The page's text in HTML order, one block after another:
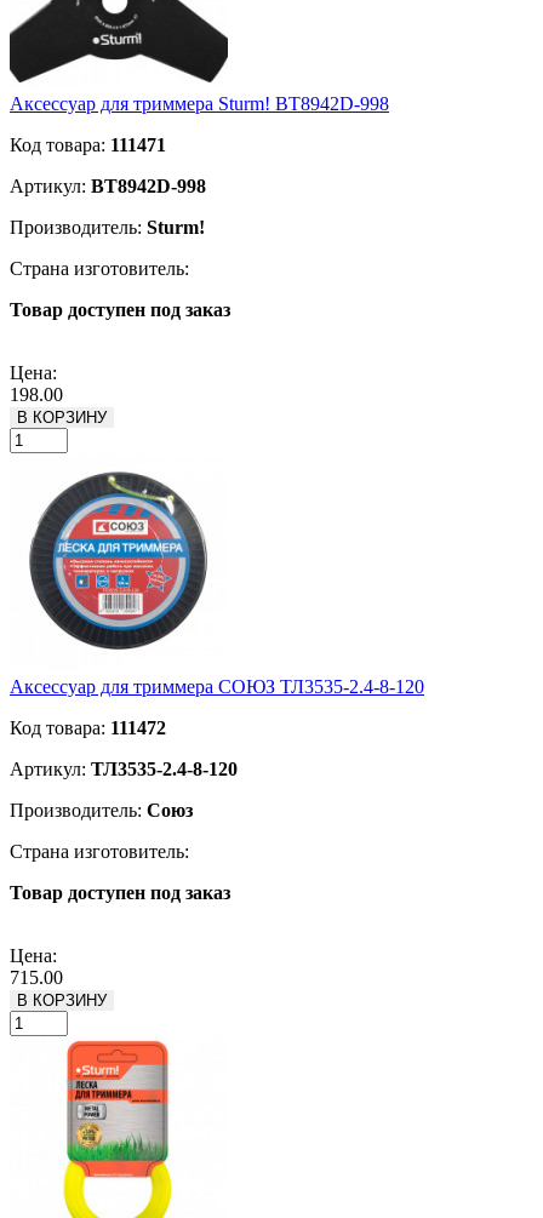
Аксессуар для триммера Sturm! BT8942D-998
Код товара: 111471
Артикул: BT8942D-998
Производитель: Sturm!
Страна изготовитель:
Товар доступен под заказ
Цена:
198.00
В КОРЗИНУ
Аксессуар для триммера СОЮЗ ТЛ3535-2.4-8-120
Код товара: 111472
Артикул: ТЛ3535-2.4-8-120
Производитель: Союз
Страна изготовитель:
Товар доступен под заказ
Цена:
715.00
В КОРЗИНУ